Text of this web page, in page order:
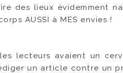
des lieux évidemment
AUSSI à MES envies !
lecteurs avaient un
un article contre un